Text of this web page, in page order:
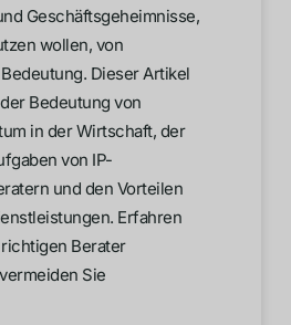
Geschäftsgeheimnisse,
wollen, von
Dieser Artikel
Bedeutung von
in der Wirtschaft, der
von IP-
und den Vorteilen
Erfahren
Berater
Sie